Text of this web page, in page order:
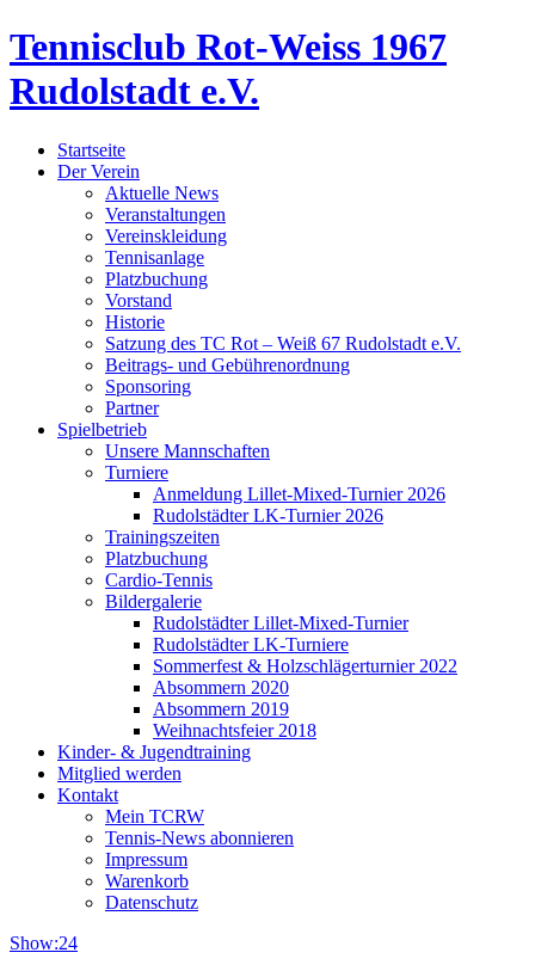
Tennisclub Rot-Weiss 1967
Rudolstadt e.V.
Startseite
Der Verein
Aktuelle News
Veranstaltungen
Vereinskleidung
Tennisanlage
Platzbuchung
Vorstand
Historie
Satzung des TC Rot – Weiß 67 Rudolstadt e.V.
Beitrags- und Gebührenordnung
Sponsoring
Partner
Spielbetrieb
Unsere Mannschaften
Turniere
Anmeldung Lillet-Mixed-Turnier 2026
Rudolstädter LK-Turnier 2026
Trainingszeiten
Platzbuchung
Cardio-Tennis
Bildergalerie
Rudolstädter Lillet-Mixed-Turnier
Rudolstädter LK-Turniere
Sommerfest & Holzschlägerturnier 2022
Absommern 2020
Absommern 2019
Weihnachtsfeier 2018
Kinder- & Jugendtraining
Mitglied werden
Kontakt
Mein TCRW
Tennis-News abonnieren
Impressum
Warenkorb
Datenschutz
Show:24